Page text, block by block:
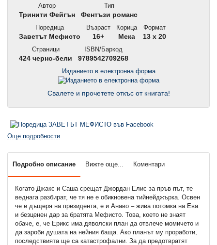
Автор
Тринити Фейгън
Тип
Фентъзи романс
Поредица
Заветът Мефисто
Възраст
16+
Корица
Мека
Формат
13 x 20
Страници
424 черно-бели
ISBN/Баркод
9789542709268
Изданието в електронна форма
Свалете и прочетете откъс от книгата!
Още подробности
Подробно описание Вижте още... Коментари
Когато Джакс и Саша срещат Джордан Елис за пръв път, те
веднага разбират, че тя не е обикновена тийнейджърка. Освен
че е дъщеря на президента, е и Анаво – жива потомка на Ева
и безценен дар за братята Мефисто. Това, което не знаят
обаче, е, че Ерикс има дяволски план да отвлече момичето и
да зароби душата на нейния баща. Ако планът му проработи,
последствията ще са катастрофални. За да предотвратят